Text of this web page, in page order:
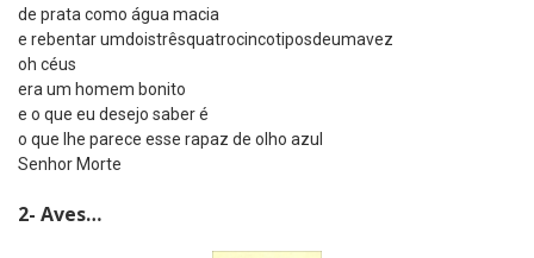
de prata como água macia
e rebentar umdoistrêsquatrocincotiposdeumavez
oh céus
era um homem bonito
e o que eu desejo saber é
o que lhe parece esse rapaz de olho azul
Senhor Morte
2- Aves…